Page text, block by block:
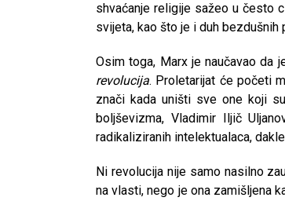
shvaćanje religije sažeo u često
svijeta, kao što je i duh bezdušnih
Osim toga, Marx je naučavao da
revolucija. Proletarijat će početi
znači kada uništi sve one koji
boljševizma, Vladimir Iljič
radikaliziranih intelektualaca,
Ni revolucija nije samo nasilno
na vlasti, nego je ona zamišljena